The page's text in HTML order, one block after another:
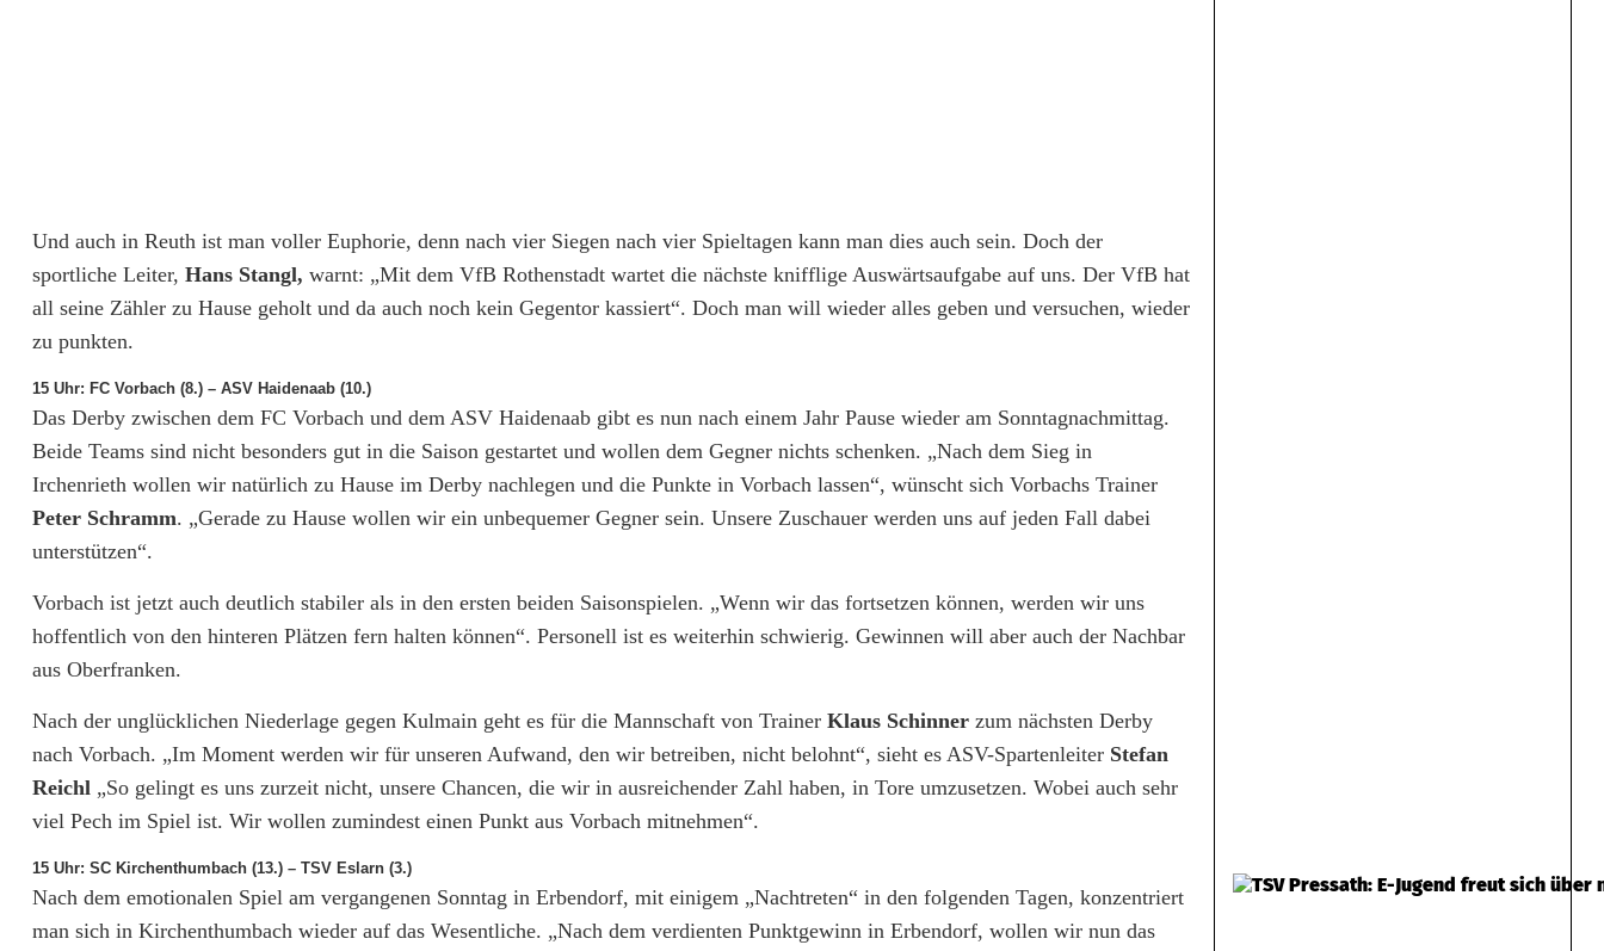
V
R
e
u
t
h
s
o
p
p
e
n
Und auch in Reuth ist man voller Euphorie, denn nach vier Siegen nach vier Spieltagen kann man dies auch sein. Doch der
sportliche Leiter, Hans Stangl, warnt: „Mit dem VfB Rothenstadt wartet die nächste knifflige Auswärtsaufgabe auf uns. Der VfB hat
all seine Zähler zu Hause geholt und da auch noch kein Gegentor kassiert“. Doch man will wieder alles geben und versuchen, wieder
zu punkten.
15 Uhr: FC Vorbach (8.) – ASV Haidenaab (10.)
Das Derby zwischen dem FC Vorbach und dem ASV Haidenaab gibt es nun nach einem Jahr Pause wieder am Sonntagnachmittag.
Beide Teams sind nicht besonders gut in die Saison gestartet und wollen dem Gegner nichts schenken. „Nach dem Sieg in
Irchenrieth wollen wir natürlich zu Hause im Derby nachlegen und die Punkte in Vorbach lassen“, wünscht sich Vorbachs Trainer
Peter Schramm. „Gerade zu Hause wollen wir ein unbequemer Gegner sein. Unsere Zuschauer werden uns auf jeden Fall dabei
unterstützen“.
Vorbach ist jetzt auch deutlich stabiler als in den ersten beiden Saisonspielen. „Wenn wir das fortsetzen können, werden wir uns
hoffentlich von den hinteren Plätzen fern halten können“. Personell ist es weiterhin schwierig. Gewinnen will aber auch der Nachbar
aus Oberfranken.
Nach der unglücklichen Niederlage gegen Kulmain geht es für die Mannschaft von Trainer Klaus Schinner zum nächsten Derby
nach Vorbach. „Im Moment werden wir für unseren Aufwand, den wir betreiben, nicht belohnt“, sieht es ASV-Spartenleiter Stefan
Reichl „So gelingt es uns zurzeit nicht, unsere Chancen, die wir in ausreichender Zahl haben, in Tore umzusetzen. Wobei auch sehr
viel Pech im Spiel ist. Wir wollen zumindest einen Punkt aus Vorbach mitnehmen“.
15 Uhr: SC Kirchenthumbach (13.) – TSV Eslarn (3.)
Nach dem emotionalen Spiel am vergangenen Sonntag in Erbendorf, mit einigem „Nachtreten“ in den folgenden Tagen, konzentriert
man sich in Kirchenthumbach wieder auf das Wesentliche. „Nach dem verdienten Punktgewinn in Erbendorf, wollen wir nun das